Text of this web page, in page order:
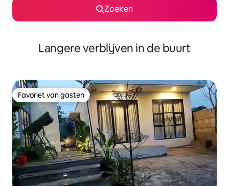
Zoeken
Langere verblijven in de buurt
Favoriet van gasten
Favoriet van gasten